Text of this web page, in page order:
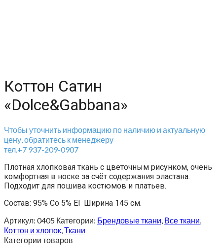
Коттон Сатин
«Dolce&Gabbana»
Чтобы уточнить информацию по наличию и актуальную
цену, обратитесь к менеджеру
тел.+7 937-209-0907
Плотная хлопковая ткань с цветочным рисунком, очень
комфортная в носке за счёт содержания эластана.
Подходит для пошива костюмов и платьев.
Состав: 95% Co 5% El Ширина 145 см.
Артикул: 0405 Категории: Брендовые ткани, Все ткани,
Коттон и хлопок,Ткани
Категории товаров